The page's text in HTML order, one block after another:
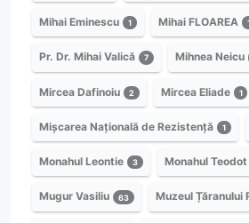
Mihai Eminescu 1 Mihai FLOAREA
Pr. Dr. Mihai Valică 7 Mihnea Neicu
Mircea Dafinoiu 2 Mircea Eliade 1
Mișcarea Națională de Rezistență 1
Monahul Leontie 3 Monahul Teodot
Mugur Vasiliu 63 Muzeul Țăranului